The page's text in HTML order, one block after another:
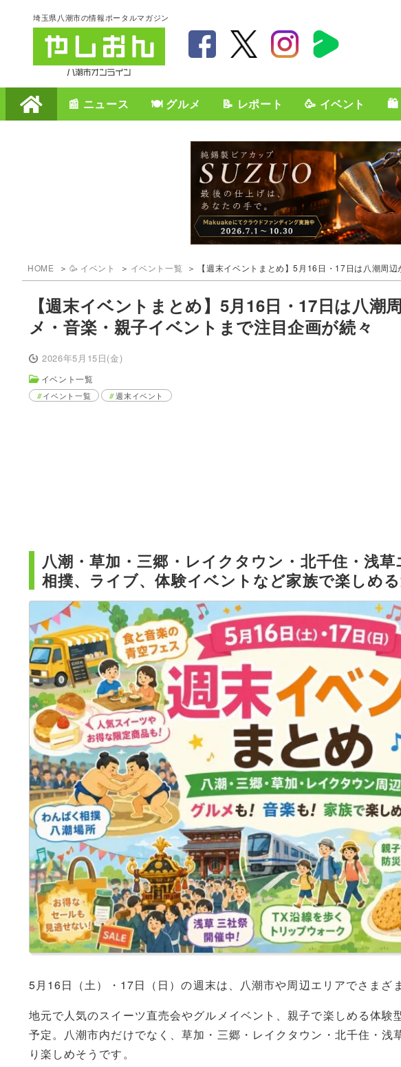
埼玉県八潮市の情報ポータルマガジン
📰 ニュース 🍽️ グルメ 📝 レポート 🥳 イベント 🛍️
HOME 🥳 イベント イベント一覧 【週末イベントまとめ】5月16日・17日は八潮周辺がおで
【週末イベントまとめ】5月16日・17日は八潮
メ・音楽・親子イベントまで注目企画が続々
2026年5月15日(金)
イベント一覧
イベント一覧 週末イベント
八潮・草加・三郷・レイクタウン・北千住・浅草
相撲、ライブ、体験イベントなど家族で楽しめ
5月16日（土）・17日（日）の週末は、八潮市や周辺エリアでさまざ
地元で人気のスイーツ直売会やグルメイベント、親子で楽しめる体験
予定。八潮市内だけでなく、草加・三郷・レイクタウン・北千住・浅
り楽しめそうです。